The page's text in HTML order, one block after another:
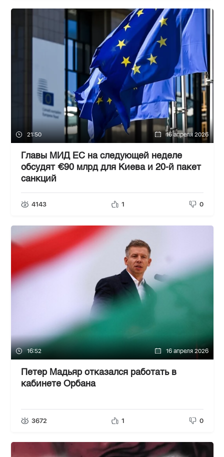
21:50 16 апреля 2026
Главы МИД ЕС на следующей неделе
обсудят €90 млрд для Киева и 20-й пакет
санкций
4143 1 0
16:52 16 апреля 2026
Петер Мадьяр отказался работать в
кабинете Орбана
3672 1 0